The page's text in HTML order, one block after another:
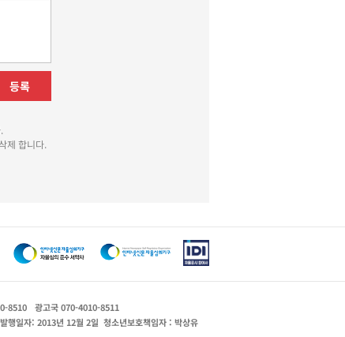
등록
제 합니다.
8510
광고국 070-4010-8511
발행일자: 2013년 12월 2일 청소년보호책임자 : 박상유